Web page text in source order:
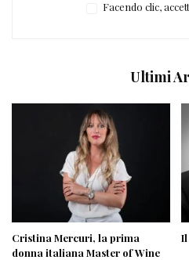
Facendo clic,
Ultimi
Cristina Mercuri, la prima
donna italiana Master of Wine
Il